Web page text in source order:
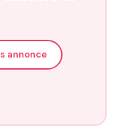
annonce